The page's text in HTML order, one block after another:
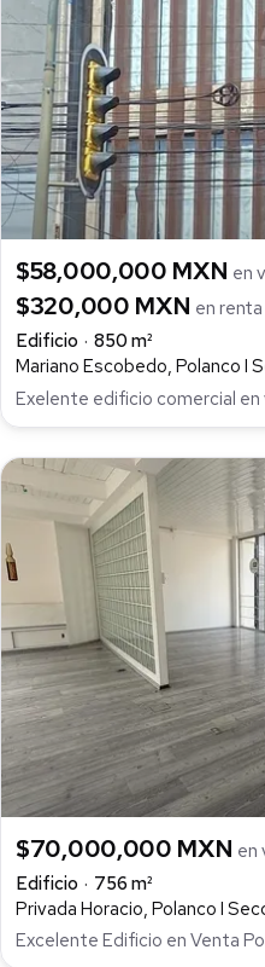
$58,000,000 MXN en
$320,000 MXN en renta
Edificio
850 m²
Mariano Escobedo, Polanco I
Exelente edificio comercial
$70,000,000 MXN en
Edificio
756 m²
Privada Horacio, Polanco I
Excelente Edificio en Venta